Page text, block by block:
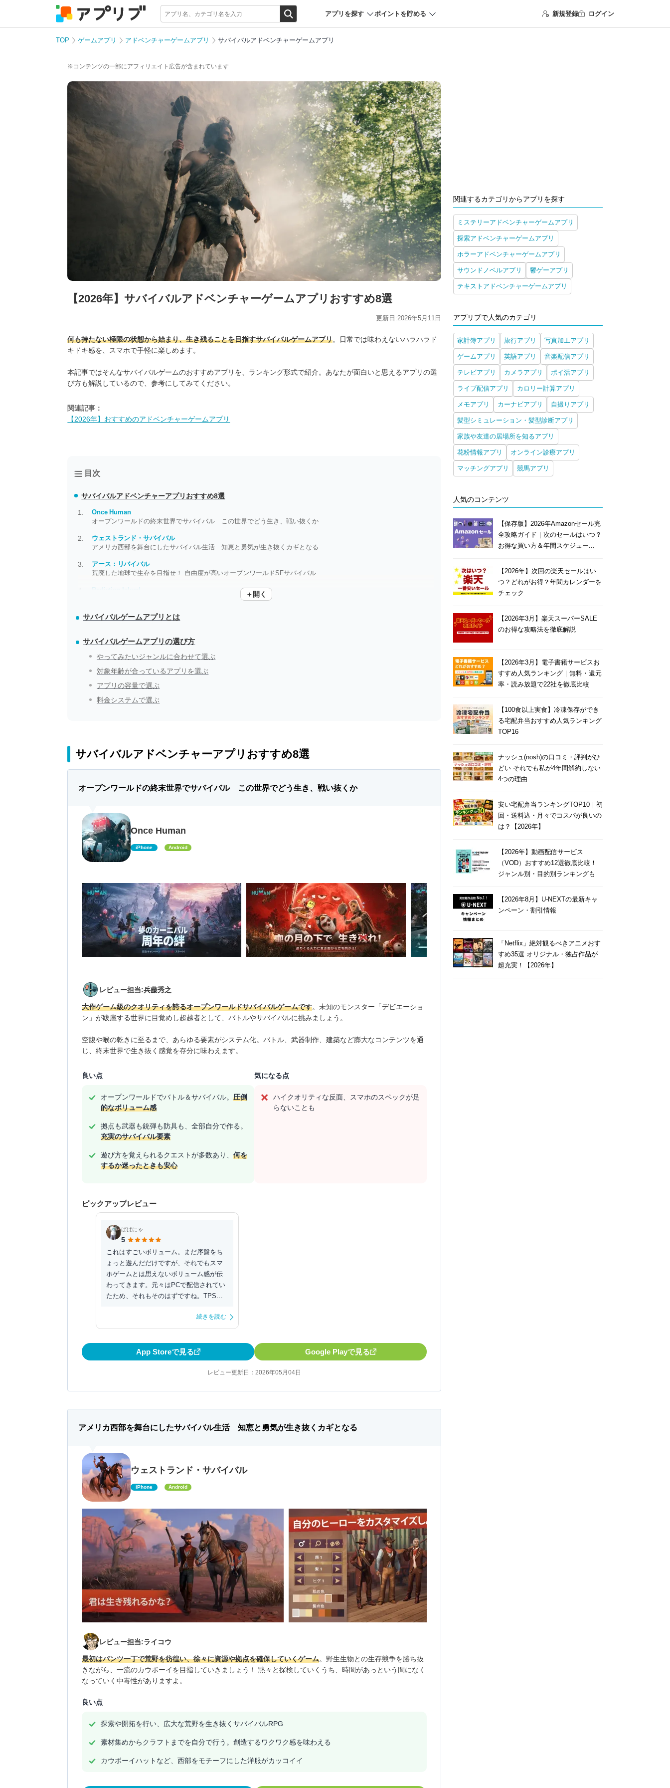
アプリを探す ポイントを貯める 新規登録 ログイン
TOP ゲームアプリ アドベンチャーゲームアプリ サバイバルアドベンチャーゲームアプリ
※コンテンツの一部にアフィリエイト広告が含まれています
【2026年】サバイバルアドベンチャーゲームアプリおすすめ8選
更新日:2026年5月11日
何も持たない極限の状態から始まり、生き残ることを目指すサバイバルゲームアプリ。日常では味わえないハラハラド
キドキ感を、スマホで手軽に楽しめます。
本記事ではそんなサバイバルゲームのおすすめアプリを、ランキング形式で紹介。あなたが面白いと思えるアプリの選
び方も解説しているので、参考にしてみてください。
関連記事：
【2026年】おすすめのアドベンチャーゲームアプリ
目次
サバイバルアドベンチャーアプリ おすすめ8選
Once Human
オープンワールドの終末世界でサバイバル この世界でどう生き、戦い抜くか
ウェストランド・サバイバル
アメリカ西部を舞台にしたサバイバル生活 知恵と勇気が生き抜くカギとなる
アース：リバイバル
荒廃した地球で生存を目指せ！ 自由度が高いオープンワールドSFサバイバル
全てのスマホゲーを過去にする。脅威的サバイバルアドベンチャー
＋開く
サバイバルゲームアプリとは
サバイバルゲームアプリの選び方
やってみたいジャンルに合わせて選ぶ
対象年齢が合っているアプリを選ぶ
アプリの容量で選ぶ
料金システムで選ぶ
サバイバルアドベンチャーアプリおすすめ8選
オープンワールドの終末世界でサバイバル この世界でどう生き、戦い抜くか
Once Human
iPhone Android
レビュー担当:兵藤秀之
大作ゲーム級のクオリティを誇るオープンワールドサバイバルゲームです。未知のモンスター「デビエーショ
ン」が跋扈する世界に目覚めし超越者として、バトルやサバイバルに挑みましょう。
空腹や喉の乾きに至るまで、あらゆる要素がシステム化。バトル、武器制作、建築など膨大なコンテンツを通
じ、終末世界で生き抜く感覚を存分に味わえます。
良い点
オープンワールドでバトル＆サバイバル。圧倒
的なボリューム感
拠点も武器も銃弾も防具も、全部自分で作る。
充実のサバイバル要素
遊び方を覚えられるクエストが多数あり、何を
するか迷ったときも安心
気になる点
ハイクオリティな反面、スマホのスペックが足
らないことも
ピックアップレビュー
ぱぱにゃ
5
これはすごいボリューム。まだ序盤をち
ょっと遊んだだけですが、それでもスマ
ホゲームとは思えないボリューム感が伝
わってきます。元々はPCで配信されてい
たため、それもそのはずですね。TPSあ
続きを読む
App Storeで見る Google Playで見る
レビュー更新日：2026年05月04日
アメリカ西部を舞台にしたサバイバル生活 知恵と勇気が生き抜くカギとなる
ウェストランド・サバイバル
iPhone Android
レビュー担当:ライコウ
最初はパンツ一丁で荒野を彷徨い、徐々に資源や拠点を確保していくゲーム。野生生物との生存競争を勝ち抜
きながら、一流のカウボーイを目指していきましょう！ 黙々と探検していくうち、時間があっという間になく
なっていく中毒性がありますよ。
良い点
探索や開拓を行い、広大な荒野を生き抜くサバイバルRPG
素材集めからクラフトまでを自分で行う。創造するワクワク感を味わえる
カウボーイハットなど、西部をモチーフにした洋服がカッコイイ
関連するカテゴリからアプリを探す
ミステリーアドベンチャーゲームアプリ
探索アドベンチャーゲームアプリ
ホラーアドベンチャーゲームアプリ
サウンドノベルアプリ 鬱ゲーアプリ
テキストアドベンチャーゲームアプリ
アプリブで人気のカテゴリ
家計簿アプリ 旅行アプリ 写真加工アプリ
ゲームアプリ 英語アプリ 音楽配信アプリ
テレビアプリ カメラアプリ ポイ活アプリ
ライブ配信アプリ カロリー計算アプリ
メモアプリ カーナビアプリ 自撮りアプリ
髪型シミュレーション・髪型診断アプリ
家族や友達の居場所を知るアプリ
花粉情報アプリ オンライン診療アプリ
マッチングアプリ 競馬アプリ
人気のコンテンツ
【保存版】2026年Amazonセール完
全攻略ガイド｜次のセールはいつ？
お得な買い方＆年間スケジュー...
【2026年】次回の楽天セールはい
つ？どれがお得？年間カレンダーを
チェック
【2026年3月】楽天スーパーSALE
のお得な攻略法を徹底解説
【2026年3月】電子書籍サービスお
すすめ人気ランキング｜無料・還元
率・読み放題で22社を徹底比較
【100食以上実食】冷凍保存ができ
る宅配弁当おすすめ人気ランキング
TOP16
ナッシュ(nosh)の口コミ・評判がひ
どい それでも私が4年間解約しない
4つの理由
安い宅配弁当ランキングTOP10｜初
回・送料込・月々でコスパが良いの
は？【2026年】
【2026年】動画配信サービス
（VOD）おすすめ12選徹底比較！
ジャンル別・目的別ランキングも
【2026年8月】U-NEXTの最新キャ
ンペーン・割引情報
「Netflix」絶対観るべきアニメおす
すめ35選 オリジナル・独占作品が
超充実！【2026年】